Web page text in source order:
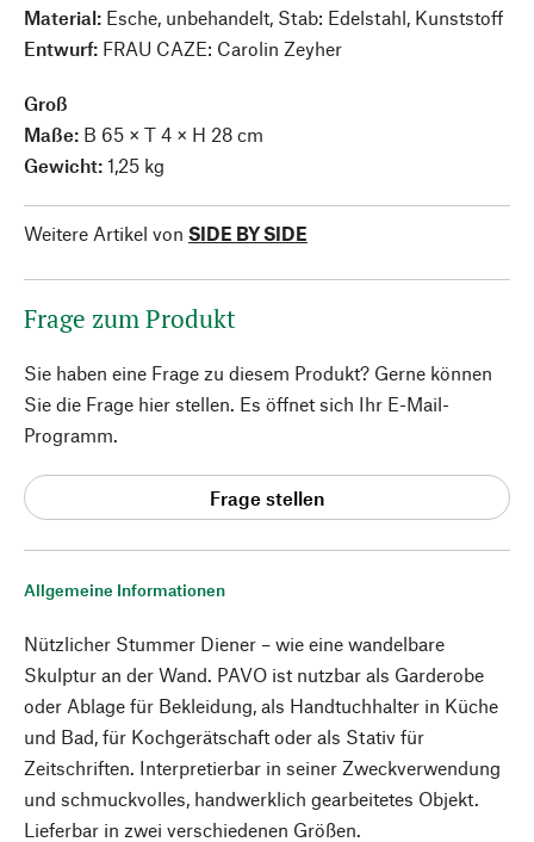
Allgemeine Informationen
Nützlicher Stummer Diener – wie eine wandelbare
Skulptur an der Wand. PAVO ist nutzbar als Garderobe
oder Ablage für Bekleidung, als Handtuchhalter in Küche
und Bad, für Kochgerätschaft oder als Stativ für
Zeitschriften. Interpretierbar in seiner Zweckverwendung
und schmuckvolles, handwerklich gearbeitetes Objekt.
Lieferbar in zwei verschiedenen Größen.
Material: Esche, unbehandelt, Stab: Edelstahl, Kunststoff
Entwurf: FRAU CAZE: Carolin Zeyher
Groß
Maße: B 65 × T 4 × H 28 cm
Gewicht: 1,25 kg
Weitere Artikel von SIDE BY SIDE
Frage zum Produkt
Sie haben eine Frage zu diesem Produkt? Gerne können
Sie die Frage hier stellen. Es öffnet sich Ihr E-Mail-
Programm.
Frage stellen